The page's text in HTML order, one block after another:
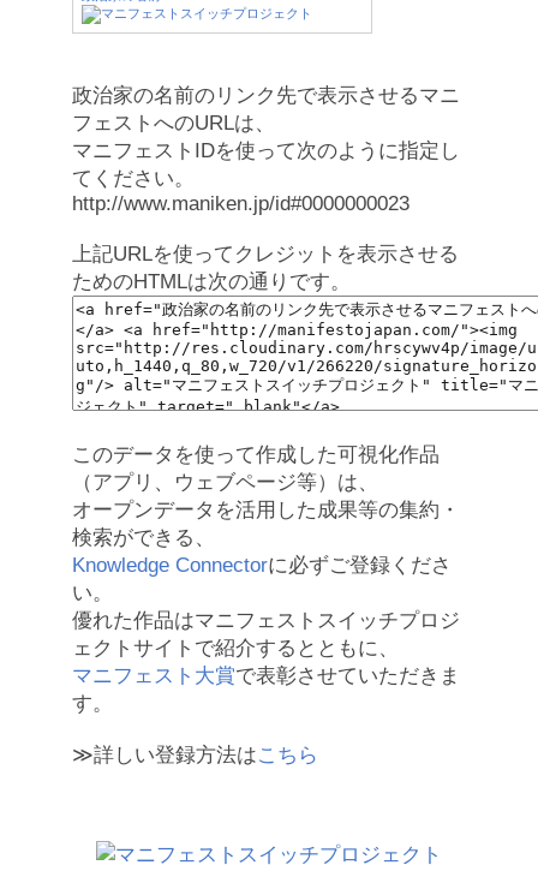
政治家の名前のリンク先で表示させるマニ
フェストへのURLは、
マニフェストIDを使って次のように指定し
てください。
http://www.maniken.jp/id#0000000023
上記URLを使ってクレジットを表示させる
ためのHTMLは次の通りです。
このデータを使って作成した可視化作品
（アプリ、ウェブページ等）は、
オープンデータを活用した成果等の集約・
検索ができる、
Knowledge Connectorに必ずご登録くださ
い。
優れた作品はマニフェストスイッチプロジ
ェクトサイトで紹介するとともに、
マニフェスト大賞で表彰させていただきま
す。
≫詳しい登録方法はこちら